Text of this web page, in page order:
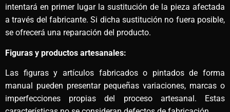
intentará en primer lugar la sustitución de la pieza afectada
a través del fabricante. Si dicha sustitución no fuera posible,
se ofrecerá una reparación del producto.
Figuras y productos artesanales:
Las figuras y artículos fabricados o pintados de forma
manual pueden presentar pequeñas variaciones, marcas o
imperfecciones propias del proceso artesanal. Estas